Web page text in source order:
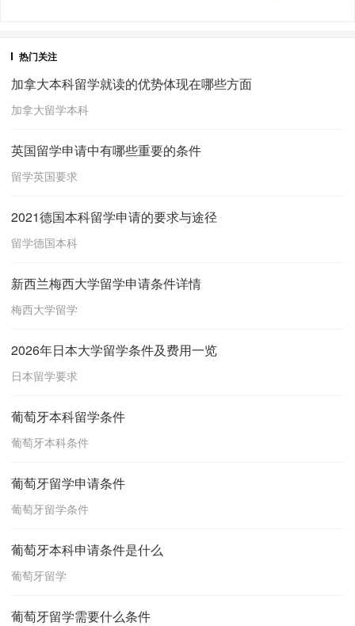
热门关注
加拿大本科留学就读的优势体现在哪些方面
加拿大留学本科
英国留学申请中有哪些重要的条件
留学英国要求
2021德国本科留学申请的要求与途径
留学德国本科
新西兰梅西大学留学申请条件详情
梅西大学留学
2026年日本大学留学条件及费用一览
日本留学要求
葡萄牙本科留学条件
葡萄牙本科条件
葡萄牙留学申请条件
葡萄牙留学条件
葡萄牙本科申请条件是什么
葡萄牙留学
葡萄牙留学需要什么条件